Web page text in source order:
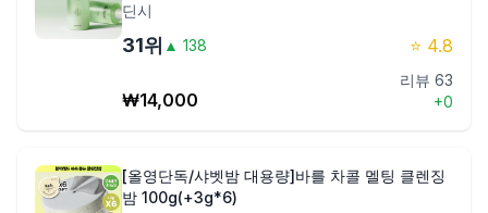
딘시
31위 ▲ 138 ⭐ 4.8
₩14,000
리뷰 63
+0
[올영단독/샤벳밤 대용량]바를 차콜 멜팅 클렌징
밤 100g(+3g*6)